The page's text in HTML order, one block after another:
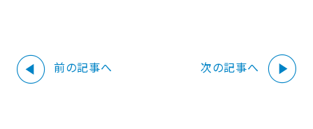
play_circle 前の記事へ 次の記事へ play_circle